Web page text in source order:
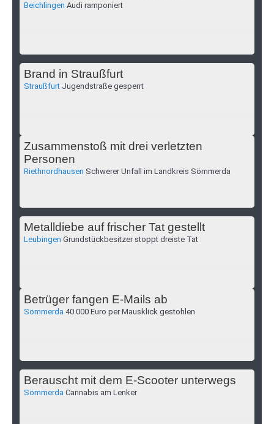
Beichlingen Audi ramponiert
Brand in Straußfurt
Straußfurt Jugendstraße gesperrt
Zusammenstoß mit drei verletzten
Personen
Riethnordhausen Schwerer Unfall im Landkreis Sömmerda
Metalldiebe auf frischer Tat gestellt
Leubingen Grundstückbesitzer stoppt dreiste Tat
Betrüger fangen E-Mails ab
Sömmerda 40.000 Euro per Mausklick gestohlen
Berauscht mit dem E-Scooter unterwegs
Sömmerda Cannabis am Lenker